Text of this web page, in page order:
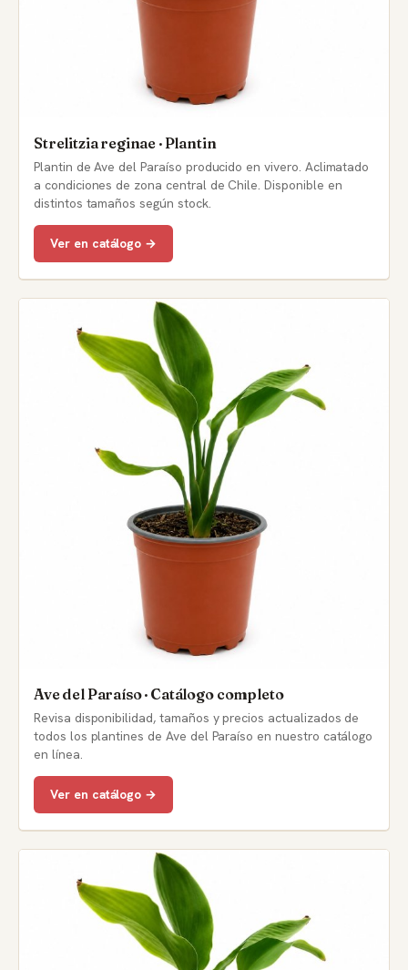
Strelitzia reginae · Plantin
Plantin de Ave del Paraíso producido en vivero. Aclimatado
a condiciones de zona central de Chile. Disponible en
distintos tamaños según stock.
Ver en catálogo →
Ave del Paraíso · Catálogo completo
Revisa disponibilidad, tamaños y precios actualizados de
todos los plantines de Ave del Paraíso en nuestro catálogo
en línea.
Ver en catálogo →